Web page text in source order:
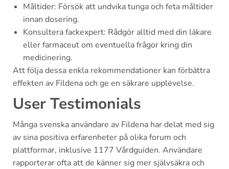
Måltider: Försök att undvika tunga och feta måltider
innan dosering.
Konsultera fackexpert: Rådgör alltid med din läkare
eller farmaceut om eventuella frågor kring din
medicinering.
Att följa dessa enkla rekommendationer kan förbättra
effekten av Fildena och ge en säkrare upplevelse.
User Testimonials
Många svenska användare av Fildena har delat med sig
av sina positiva erfarenheter på olika forum och
plattformar, inklusive 1177 Vårdguiden. Användare
rapporterar ofta att de känner sig mer självsäkra och